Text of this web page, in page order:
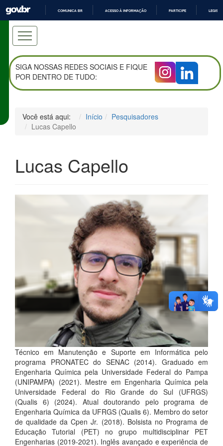
COMUNICA BR ACESSO À INFORMAÇÃO PARTICIPE
SIGA NOSSAS REDES SOCIAIS E FIQUE
POR DENTRO DE TUDO:
Você está aqui: Início
Pesquisadores
Lucas Capello
Lucas Capello
Técnico em Manutenção e Suporte em Informática pelo
programa PRONATEC do SENAC (2014). Graduado em
Engenharia Química pela Universidade Federal do Pampa
(UNIPAMPA) (2021). Mestre em Engenharia Química pela
Universidade Federal do Rio Grande do Sul (UFRGS)
(Qualis 6) (2024). Atual doutorando pelo programa de
Engenharia Química da UFRGS (Qualis 6). Membro do setor
de qualidade da Cpen Jr. (2018). Bolsista no Programa de
Educação Tutorial (PET) no grupo multidisciplinar PET
Engenharias (2019-2021). Inglês avançado e experiência de